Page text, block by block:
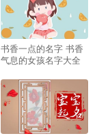
书香一点的名字 书香
气息的女孩名字大全